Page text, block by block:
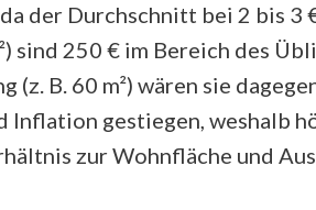
der Durchschnitt bei 2 bis 3
sind 250 € im Bereich des
(z. B. 60 m²) wären sie
Inflation gestiegen, weshalb
zur Wohnfläche und